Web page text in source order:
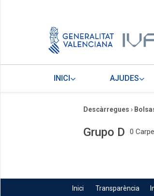
INICI AJUDES
Descàrregues ›
Grupo D 0
Inici Transparència